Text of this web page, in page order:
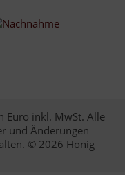
Euro inkl. MwSt. Alle
und Änderungen
© 2026 Honig